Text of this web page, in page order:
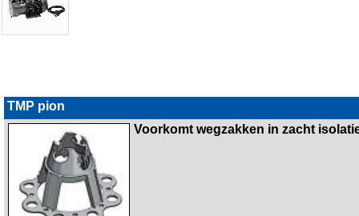
TMP pion
Voorkomt wegzakken in zacht